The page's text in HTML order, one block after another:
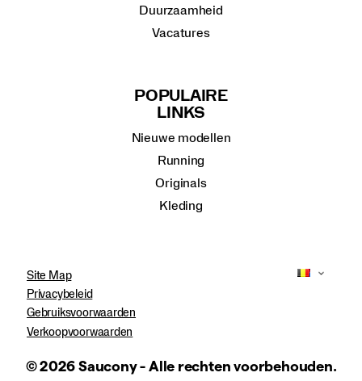
Duurzaamheid
Vacatures
POPULAIRE
LINKS
Nieuwe modellen
Running
Originals
Kleding
Site Map
Privacybeleid
Gebruiksvoorwaarden
Verkoopvoorwaarden
© 2026 Saucony - Alle rechten voorbehouden.